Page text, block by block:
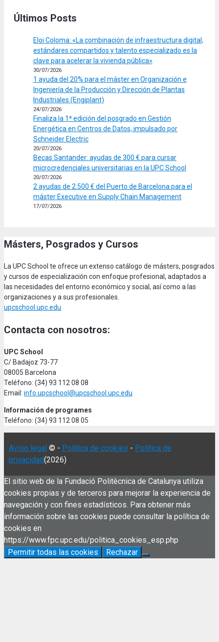
Últimos Posts
Eloi Coloma: «La combinación de infraestructura digital,
estándares compartidos y talento especializado es la
clave para acelerar la vivienda pública»
30/07/2026
1 ayuda del 20% para el máster en Organización e
Ingeniería de la Producción y Dirección de Plantas
Industriales (Engiplant)
24/07/2026
Finaliza la 1ª edición del posgrado en Gestión
Energética en Centros de Datos, impulsado por
Schneider Electric
20/07/2026
Becas Santander: ayudas de 300 € para cursar
microcredenciales universitarias en la UPC School
20/07/2026
2 ayudas de 2.500 € del Puerto de Barcelona para el
máster Executive en Supply Chain Management
17/07/2026
Másters, Posgrados y Cursos
La UPC School te ofrece un extenso catálogo de másters, posgrados
y cursos de especialización con enfoque profesional, adaptados a
las necesidades del entorno económico y social, así como a las
organizaciones y a sus profesionales.
upcschool.upc.edu
Contacta con nosotros:
UPC School
C/ Badajoz 73-77
08005 Barcelona
Teléfono: (34) 93 112 08 08
Email: info.upcschool@upcschool.upc.edu
Información de programes
Teléfono: (34) 93 112 08 05
Aviso legal © - Política de cookies - Política de
privacidad(2026)
El sitio web de la Fundació Politècnica de Catalunya utiliza
cookies propias y de terceros para mejorar la experiencia de
navegación y con fines estadísticos. Para obtener más
información sobre las cookies puede consultar la política de
cookies en
https://www.fpc.upc.edu/politica_cookies_esp.php
Permitir todas las cookies
Rechazar